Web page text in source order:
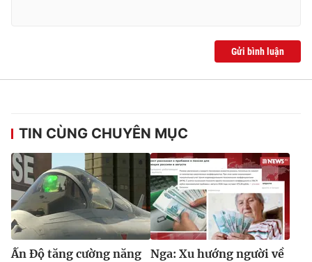
Gửi bình luận
TIN CÙNG CHUYÊN MỤC
Ấn Độ tăng cường năng
Nga: Xu hướng người về